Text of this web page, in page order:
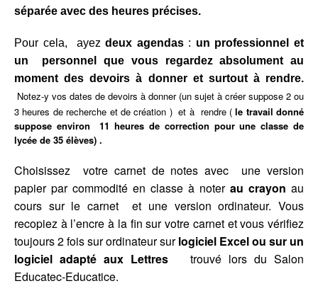
séparée avec des heures précises.
Pour cela, ayezdeux agendas: un professionnel et
un personnel que vous regardez absolument au
moment des devoirs à donner et surtout à rendre.
Notez-y vos dates de devoirs à donner (un sujet à créer suppose 2 ou
3 heures de recherche et de création ) et à rendre (le travail donné
suppose environ 11 heures de correction pour une classe de
lycée de 35 élèves) .
Choisissez votre carnet de notes avec une version
papier par commodité en classe à noter au crayon au
cours sur le carnet et une version ordinateur. Vous
recopiez à l’encre à la fin sur votre carnet et vous vérifiez
toujours 2 fois sur ordinateur surlogiciel Excel ou sur un
logiciel adapté aux Lettres
trouvé lors du Salon
Educatec-Educatice.